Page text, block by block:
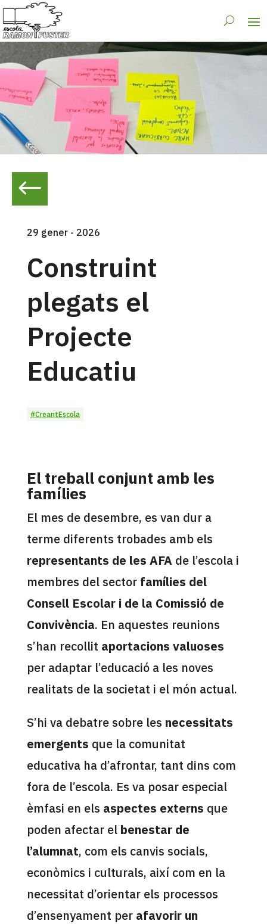
#
29 gener - 2026
Construint
plegats el
Projecte
Educatiu
#CreantEscola
El treball conjunt amb les
famílies
El mes de desembre, es van dur a
terme diferents trobades amb els
representants de les AFAde l’escola i
membres del sector famílies del
Consell Escolar i de la Comissió de
Convivència. En aquestes reunions
s’han recollit aportacions valuoses
per adaptar l’educació a les noves
realitats de la societat i el món actual.
S’hi va debatre sobre les necessitats
emergents que la comunitat
educativa ha d’afrontar, tant dins com
fora de l’escola. Es va posar especial
èmfasi en els aspectes externs que
poden afectar el benestar de
l’alumnat, com els canvis socials,
econòmics i culturals, així com en la
necessitat d’orientar els processos
d’ensenyament per afavorir un